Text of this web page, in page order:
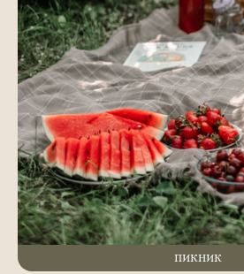
ПИКНИК